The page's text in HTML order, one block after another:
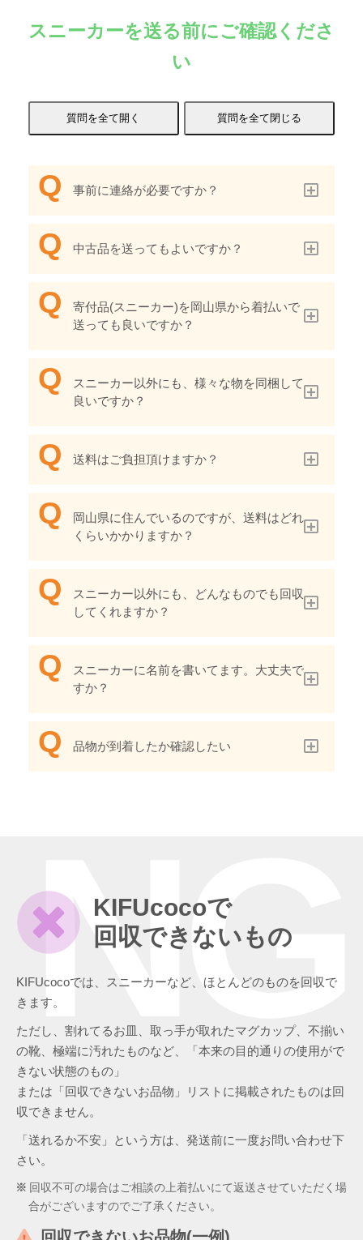
スニーカーを送る前にご確認くださ
い
事前に連絡が必要ですか？
中古品を送ってもよいですか？
寄付品(スニーカー)を岡山県から着払いで
送っても良いですか？
スニーカー以外にも、様々な物を同梱して
良いですか？
送料はご負担頂けますか？
岡山県に住んでいるのですが、送料はどれ
くらいかかりますか？
スニーカー以外にも、どんなものでも回収
してくれますか？
スニーカーに名前を書いてます。大丈夫で
すか？
品物が到着したか確認したい
KIFUcocoで
回収できないもの
KIFUcocoでは、スニーカーなど、ほとんどのものを回収で
きます。
ただし、割れてるお皿、取っ手が取れたマグカップ、不揃い
の靴、極端に汚れたものなど、「本来の目的通りの使用がで
きない状態のもの」
または「回収できないお品物」リストに掲載されたものは回
収できません。
「送れるか不安」という方は、発送前に一度お問い合わせ下
さい。
回収不可の場合はご相談の上着払いにて返送させていただく場
合がございますのでご了承ください。
NG